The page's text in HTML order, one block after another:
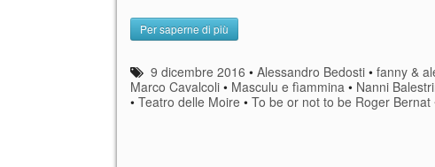
Per saperne di più
9 dicembre 2016 •Alessandro Bedosti •fanny &
Marco Cavalcoli • Masculu e fìammina • Nanni
• Teatro delle Moire • To be or not to be Roger Bernat